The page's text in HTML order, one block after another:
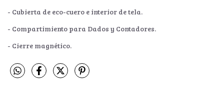
- Cubierta de eco-cuero e interior de tela.
- Compartimiento para Dados y Contadores.
- Cierre magnético.